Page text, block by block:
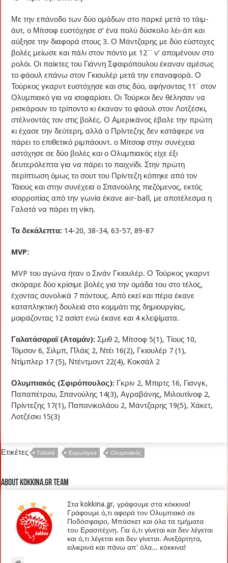
Με την επάνοδο των δύο ομάδων στο παρκέ μετά το τάιμ-
άυτ, ο Μίτσοφ ευστόχησε σ’ ένα πολύ δύσκολο λέι-άπ και
αύξησε την διαφορά στους 3. Ο Μάντζαρης με δύο εύστοχες
βολές μείωσε και πάλι στον πόντο με 12΄΄ ν’ απομένουν στο
ρολόι. Οι παίκτες του Γιάννη Σφαιρόπουλου έκαναν αμέσως
το φάουλ επάνω στον Γκιουλέρ μετά την επαναφορά. Ο
Τούρκος γκαρντ ευστόχησε και στις δύο, αφήνοντας 11΄ στον
Ολυμπιακό για να ισοφαρίσει. Οι Τούρκοι δεν θέλησαν να
ρισκάρουν το τρίποντο κι έκαναν το φάουλ στον Λοτζέσκι,
στέλνοντάς τον στις βολές. Ο Αμερικάνος έβαλε την πρώτη
κι έχασε την δεύτερη, αλλά ο Πρίντεζης δεν κατάφερε να
πάρει το επιθετικό ριμπάουντ. ο Μίτσοφ στην συνέχεια
αστόχησε σε δύο βολές και ο Ολυμπιακός είχε έξι
δευτερόλεπτα για να πάρει το παιχνίδι. Στην πρώτη
περίπτωση όμως το σουτ του Πρίντεζη κόπηκε από τον
Τάιους και στην συνέχεια ο Σπανούλης πιεζόμενος, εκτός
ισορροπίας από την γωνία έκανε air-ball, με αποτέλεσμα η
Γαλατά να πάρει τη νίκη.
Τα δεκάλεπτα: 14-20, 38-34, 63-57, 89-87
MVP:
MVP του αγώνα ήταν ο Σινάν Γκιουλέρ. Ο Τούρκος γκαρντ
σκόραρε δύο κρίσιμε βολές για την ομάδα του στο τέλος,
έχοντας συνολικά 7 πόντους. Από εκεί και πέρα έκανε
καταπληκτική δουλειά στο κομμάτι της δημιουργίας,
μοιράζοντας 12 ασίστ ενώ έκανε και 4 κλεψίματα.
Γαλατάσαραϊ (Αταμάν): Σμιθ 2, Μίτσοφ 5(1), Τίους 10,
Τόμσον 6, Σιλμπ, Πλάις 2, Ντέι 16(2), Γκιουλέρ 7 (1),
Ντίμπλερ 17 (5), Ντέντμοντ 22(4), Κοκσάλ 2
Ολυμπιακός (Σφιρόπουλος): Γκριν 2, Μπιρτς 16, Γιανγκ,
Παπαπέτρου, Σπανούλης 14(3), Αγραβάνης, Μιλουτίνοφ 2,
Πρίντεζης 17(1), Παπανικολάου 2, Μάντζαρης 19(5), Χάκετ,
Λοτζέσκι 15(3)
Ετικέτες Γαλατά Ευρωλίγκα Ολυμπιακός
About kokkina.gr TEAM
Στα kokkina.gr, γράφουμε στα κόκκινα!
Γράφουμε ό,τι αφορά τον Ολυμπιακό σε
Ποδόσφαιρο, Μπάσκετ και όλα τα τμήματα
του Ερασιτέχνη. Για ό,τι γίνεται και δεν λέγεται
και ό,τι λέγεται και δεν γίνεται. Ανεξάρτητα,
ειλικρινά και πάνω απ' όλα... κόκκινα!